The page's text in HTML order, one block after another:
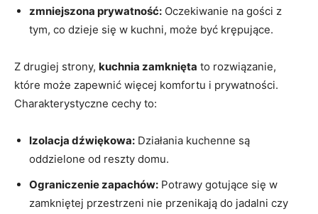
zmniejszona prywatność: Oczekiwanie na gości z
tym, co dzieje się w kuchni, może być krępujące.
Z drugiej strony, kuchnia zamknięta to rozwiązanie,
które może zapewnić więcej komfortu i prywatności.
Charakterystyczne cechy to:
Izolacja dźwiękowa: Działania kuchenne są
oddzielone od reszty domu.
Ograniczenie zapachów: Potrawy gotujące się w
zamkniętej przestrzeni nie przenikają do jadalni czy